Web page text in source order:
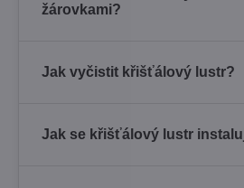
žárovkami?
Jak vyčistit křišťálový lustr?
Jak se křišťálový lustr